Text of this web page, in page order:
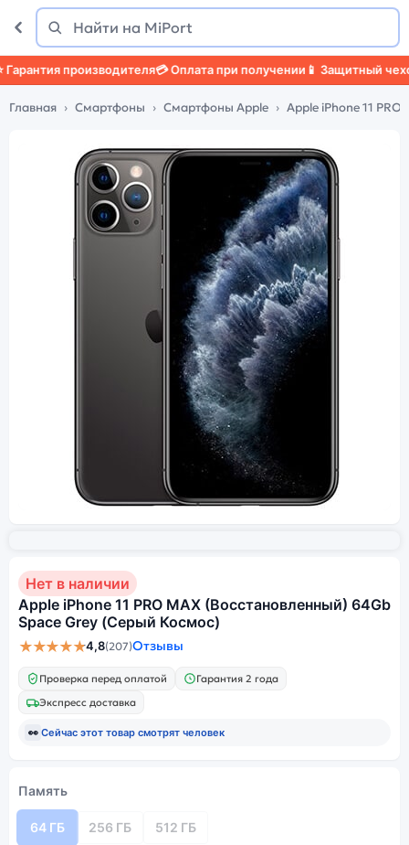
Поиск
Найти
производителя💳 Оплата при получении📱 Защитный чехол
Главная Смартфоны Смартфоны Apple Apple iPhone 11
Нет в наличии
Apple iPhone 11 PRO MAX (Восстановленный) 64Gb
Space Grey (Серый Космос)
★★★★★4,8(207)Отзывы
Проверка перед оплатой
Гарантия 2 года
Экспресс доставка
👀 Сейчас этот товар смотрят человек
Память
64 ГБ 256 ГБ 512 ГБ